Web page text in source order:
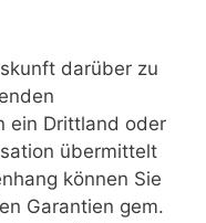
darüber zu
ein Drittland oder
übermittelt
können Sie
Garantien gem.